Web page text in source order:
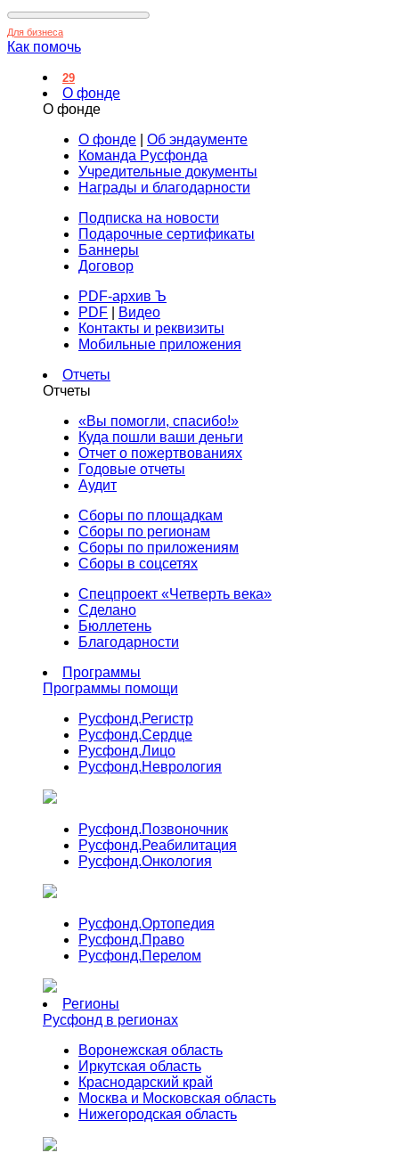
Для бизнеса
Как помочь
29
О фонде
О фонде
О фонде
Об эндаументе
Команда Русфонда
Учредительные документы
Награды и благодарности
Подписка на новости
Подарочные сертификаты
Баннеры
Договор
PDF-архив Ъ
PDF
Видео
Контакты и реквизиты
Мобильные приложения
Отчеты
Отчеты
«Вы помогли, спасибо!»
Куда пошли ваши деньги
Отчет о пожертвованиях
Годовые отчеты
Аудит
Сборы по площадкам
Сборы по регионам
Сборы по приложениям
Сборы в соцсетях
Спецпроект «Четверть века»
Сделано
Бюллетень
Благодарности
Программы
Программы помощи
Русфонд.Регистр
Русфонд.Сердце
Русфонд.Лицо
Русфонд.Неврология
Русфонд.Позвоночник
Русфонд.Реабилитация
Русфонд.Онкология
Русфонд.Ортопедия
Русфонд.Право
Русфонд.Перелом
Регионы
Русфонд в регионах
Воронежская область
Иркутская область
Краснодарский край
Москва и Московская область
Нижегородская область